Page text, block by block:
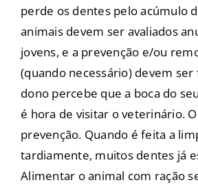
perde os dentes pelo acúmulo
animais devem ser avaliados
jovens, e a prevenção e/ou
(quando necessário) devem
dono percebe que a boca do
é hora de visitar o veterinário.
prevenção. Quando é feita a
tardiamente, muitos dentes já
Alimentar o animal com ração